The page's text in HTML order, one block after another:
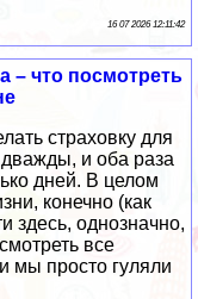
16 07 2026 12:11:42
– что посмотреть
страховку для
и оба раза
дней. В целом
конечно (как
здесь, однозначно,
все
мы просто гуляли